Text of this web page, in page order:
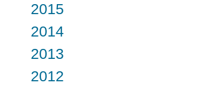
2015
2014
2013
2012